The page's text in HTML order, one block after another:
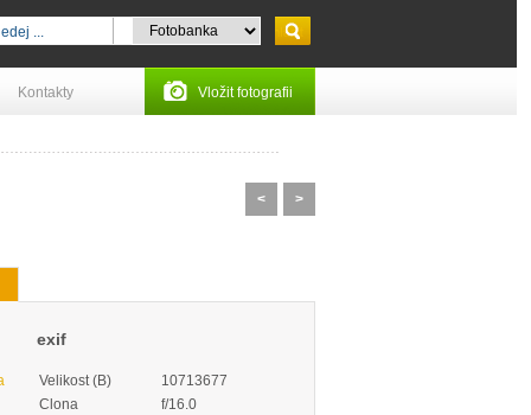
Kontakty Vložit fotografii
< >
exif
Velikost (B)
10713677
Clona
f/16.0